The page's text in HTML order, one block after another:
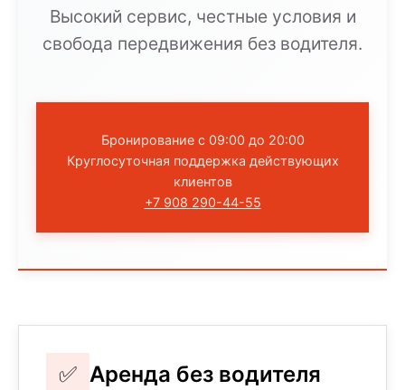
Высокий сервис, честные условия и
свобода передвижения без водителя.
Бронирование с 09:00 до 20:00
Круглосуточная поддержка действующих
клиентов
+7 908 290-44-55
✅ Аренда без водителя